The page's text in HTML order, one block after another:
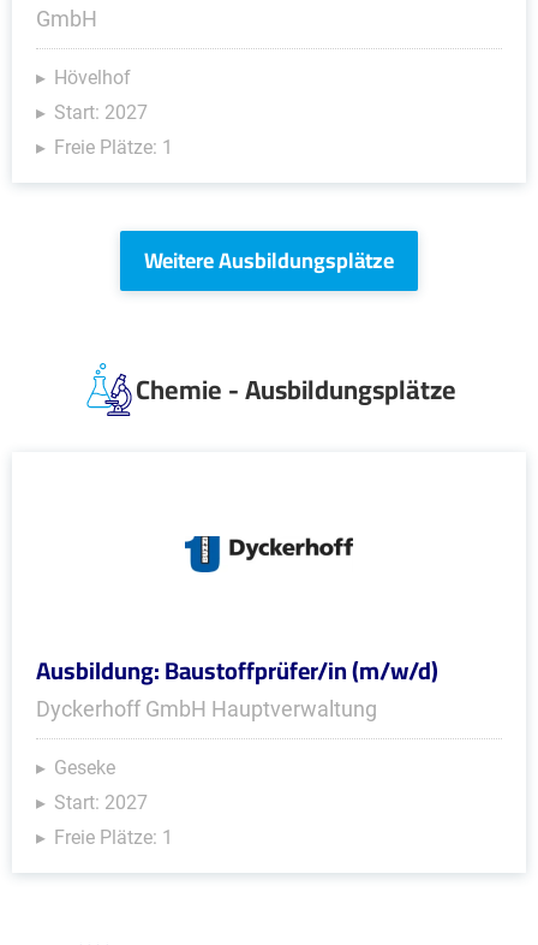
GmbH
Hövelhof
Start: 2027
Freie Plätze: 1
Weitere Ausbildungsplätze
Chemie - Ausbildungsplätze
Ausbildung: Baustoffprüfer/in (m/w/d)
Dyckerhoff GmbH Hauptverwaltung
Geseke
Start: 2027
Freie Plätze: 1